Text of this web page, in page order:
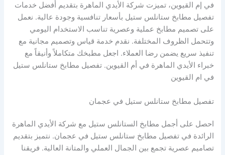
في إم القيوين، تميزت شركة الأيدي الماهرة بتقديم أفضل خدمات
تفصيل مطابخ ستانلس ستيل بأسعار تنافسية وجودة عالية. نعمل
على تصميم مطابخ عملية وعصرية تناسب الاستخدام اليومي
وتتحمل الظروف المختلفة. نقدم خدمة قياس وتصميم مجانية مع
تنفيذ سريع يضمن رضا العملاء. اجعل مطبخك متكاملاً وأنيقاً مع
خبراء الأيدي الماهرة في أم القيوين. تفصيل مطابخ ستانلس ستيل
في ام القيوين
تفصيل مطابخ ستانلس ستيل في عجمان
احصل على أجمل مطابخ الستانلس ستيل مع شركة الأيدي الماهرة
الرائدة في تفصيل مطابخ ستانلس ستيل في عجمان. نتميز بتقديم
تصاميم عصرية تجمع بين الجمال العملي والمتانة العالية. فريقنا